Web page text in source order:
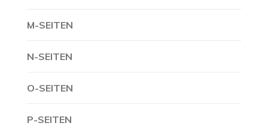
M-SEITEN
N-SEITEN
O-SEITEN
P-SEITEN